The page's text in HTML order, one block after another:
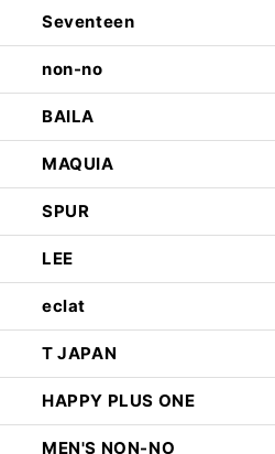
Seventeen
non-no
BAILA
MAQUIA
SPUR
LEE
eclat
T JAPAN
HAPPY PLUS ONE
MEN'S NON-NO